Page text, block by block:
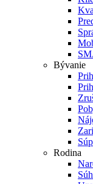
Bývanie
Rodina